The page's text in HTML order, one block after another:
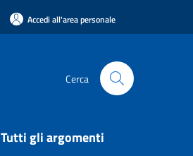
Accedi all'area personale
Cerca
Tutti gli argomenti